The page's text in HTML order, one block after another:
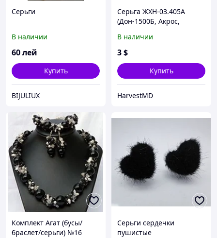
Серьги
В наличии
60лей
Купить
BIJULIUX
Серьга ЖХН-03.405А
(Дон-1500Б, Акрос,
ножа МКШ
В наличии
3$
Купить
HarvestMD
Комплект Агат (бусы/
браслет/серьги) №16
Серьги сердечки
пушистые